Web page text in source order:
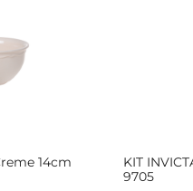
de alimentos
14cm
KIT
9705